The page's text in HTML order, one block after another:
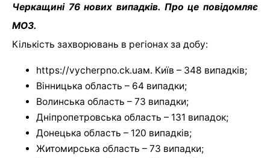
Черкащині 76 нових випадків. Про це повідомляє
МОЗ.
Кількість захворювань в регіонах за добу:
https://vycherpno.ck.uaм. Київ – 348 випадків;
Вінницька область – 64 випадки;
Волинська область – 73 випадки;
Дніпропетровська область – 131 випадок;
Донецька область – 120 випадків;
Житомирська область – 73 випадки;